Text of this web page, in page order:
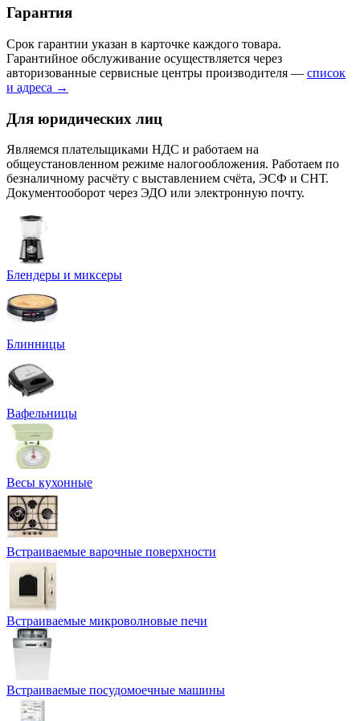
Гарантия
Срок гарантии указан в карточке каждого товара.
Гарантийное обслуживание осуществляется через
авторизованные сервисные центры производителя — список
и адреса →
Для юридических лиц
Являемся плательщиками НДС и работаем на
общеустановленном режиме налогообложения. Работаем по
безналичному расчёту с выставлением счёта, ЭСФ и СНТ.
Документооборот через ЭДО или электронную почту.
Блендеры и миксеры
Блинницы
Вафельницы
Весы кухонные
Встраиваемые варочные поверхности
Встраиваемые микроволновые печи
Встраиваемые посудомоечные машины